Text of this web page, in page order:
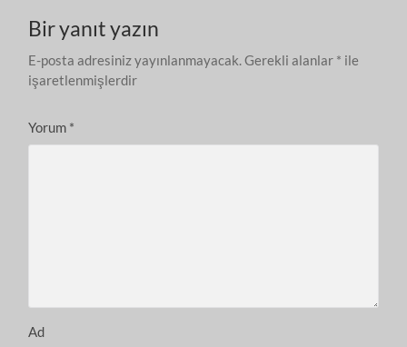
Bir yanıt yazın
E-posta adresiniz yayınlanmayacak. Gerekli alanlar * ile
işaretlenmişlerdir
Yorum *
Ad